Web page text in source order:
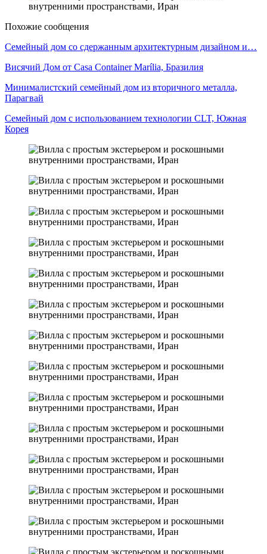
Похожие сообщения
Семейный дом со сдержанным архитектурным дизайном и…
Висячий Дом от Casa Container Marília, Бразилия
Минималистский семейный дом из вторичного металла,
Парагвай
Семейный дом с использованием технологии CLT, Южная
Корея